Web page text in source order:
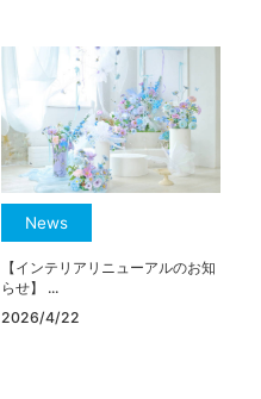
News
【インテリアリニューアルのお知
らせ】 ...
2026/4/22